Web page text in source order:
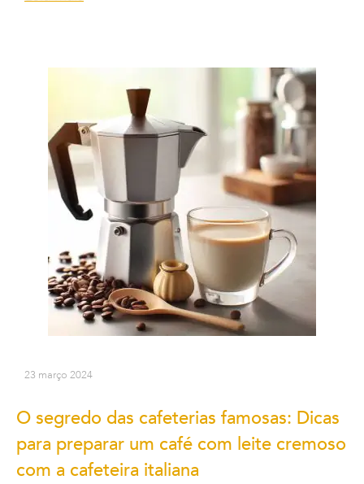
23 março 2024
O segredo das cafeterias famosas: Dicas
para preparar um café com leite cremoso
com a cafeteira italiana